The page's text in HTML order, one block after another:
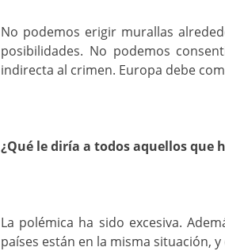
No podemos erigir murallas
posibilidades. No podemos
indirecta al crimen. Europa debe
¿Qué le diría a todos aquellos que
La polémica ha sido excesiva.
países están en la misma situación,